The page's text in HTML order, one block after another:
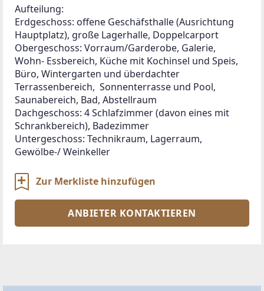
Aufteilung:
Erdgeschoss: offene Geschäfsthalle (Ausrichtung
Hauptplatz), große Lagerhalle, Doppelcarport
Obergeschoss: Vorraum/Garderobe, Galerie,
Wohn- Essbereich, Küche mit Kochinsel und Speis,
Büro, Wintergarten und überdachter
Terrassenbereich,  Sonnenterrasse und Pool,
Saunabereich, Bad, Abstellraum
Dachgeschoss: 4 Schlafzimmer (davon eines mit
Schrankbereich), Badezimmer
Untergeschoss: Technikraum, Lagerraum,
Zur Merkliste hinzufügen
ANBIETER KONTAKTIEREN